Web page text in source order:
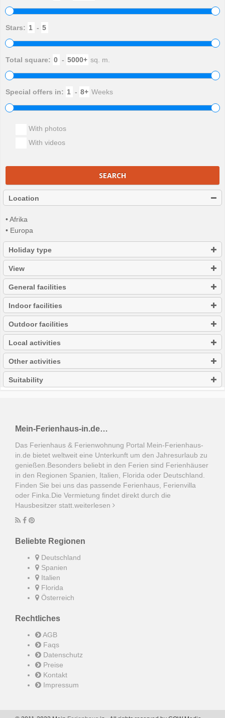
Stars: -
Total square: - sq. m.
Special offers in: - Weeks
With photos
With videos
SEARCH
Location
• Afrika
• Europa
Holiday type
View
General facilities
Indoor facilities
Outdoor facilities
Local activities
Other activities
Suitability
Mein-Ferienhaus-in.de…
Das Ferienhaus & Ferienwohnung Portal Mein-Ferienhaus-
in.de bietet weltweit eine Unterkunft um den Jahresurlaub zu
genießen.Besonders beliebt in den Ferien sind Ferienhäuser
in den Regionen Spanien, Italien, Florida oder Deutschland.
Finden Sie bei uns das passende Ferienhaus, Ferienvilla
oder Finka.Die Vermietung findet direkt durch die
Hausbesitzer statt. weiterlesen
Beliebte Regionen
Deutschland
Spanien
Italien
Florida
Österreich
Rechtliches
AGB
Faqs
Datenschutz
Preise
Kontakt
Impressum